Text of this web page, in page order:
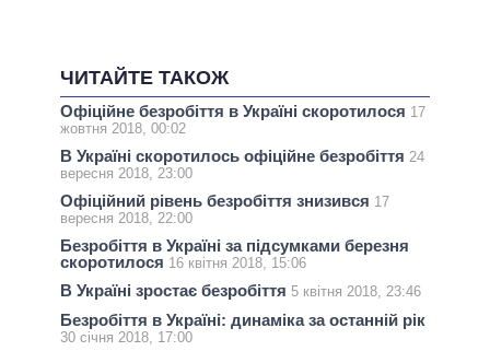
ЧИТАЙТЕ ТАКОЖ
Офіційне безробіття в Україні скоротилося 17
жовтня 2018, 00:02
В Україні скоротилось офіційне безробіття 24
вересня 2018, 23:00
Офіційний рівень безробіття знизився 17
вересня 2018, 22:00
Безробіття в Україні за підсумками березня
скоротилося 16 квітня 2018, 15:06
В Україні зростає безробіття 5 квітня 2018, 23:46
Безробіття в Україні: динаміка за останній рік
30 січня 2018, 17:00